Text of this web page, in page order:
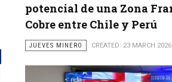
potencial de una Zona
Cobre entre Chile y Perú
JUEVES MINERO CREATED: 23 MARCH 2026